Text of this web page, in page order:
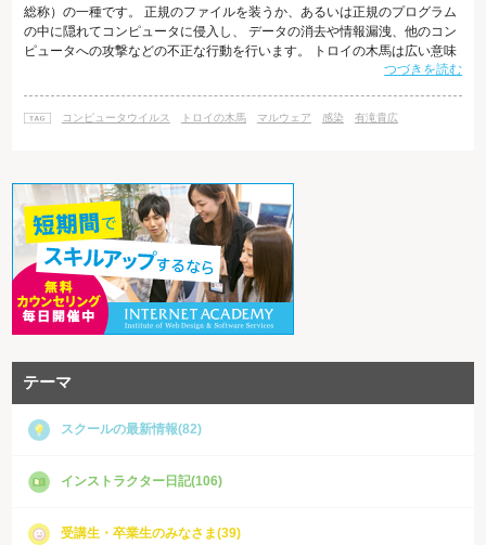
総称）の一種です。 正規のファイルを装うか、あるいは正規のプログラム
の中に隠れてコンピュータに侵入し、 データの消去や情報漏洩、他のコン
ピュータへの攻撃などの不正な行動を行います。 トロイの木馬は広い意味
ではコンピュータウイルスの一種として扱われますが、狭義ではウイルス
寄生するわけではないことと、自己増殖活動を行わないことです。 名前の
つづきを読む
コンピュータウイルス トロイの木馬 マルウェア 感染 有滝貴広
テーマ
スクールの最新情報(82)
インストラクター日記(106)
受講生・卒業生のみなさま(39)